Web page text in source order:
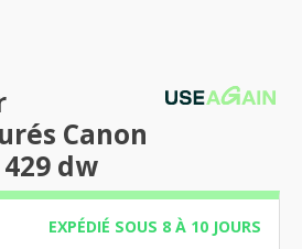
Canon
429 dw
EXPÉDIÉ SOUS 8 À 10 JOURS